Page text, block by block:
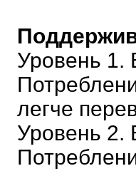
Уровень 1.
легче
Уровень 2.